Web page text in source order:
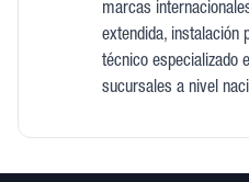
marcas
extendida, instalación
técnico especializado
sucursales a nivel